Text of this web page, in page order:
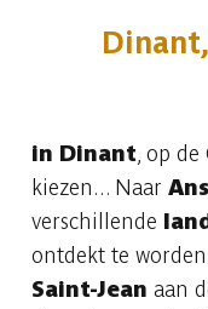
in Dinant , op
kiezen... Naar
verschillende
ontdekt te
Saint-Jean aan